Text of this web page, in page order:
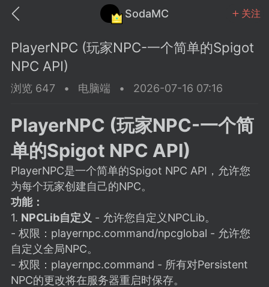
SodaMC 关注
中文社区 SodaMC
材质
潮涌核心
永久赞助者
11-27 02:06
电脑端
议贴】SodaMC 的改进与建议 🧃
PlayerNPC (玩家NPC-一个简单的Spigot
NPC API)
浏览 647 • 电脑端 • 2026-07-16 07:16
PlayerNPC (玩家NPC-一个简
单的Spigot NPC API)
PlayerNPC是一个简单的Spigot NPC API，允许您
为每个玩家创建自己的NPC。
功能：
1. NPCLib自定义 - 允许您自定义NPCLib。
- 权限：playernpc.command/npcglobal - 允许您
自定义全局NPC。
- 权限：playernpc.command - 所有对Persistent
NPC的更改将在服务器重启时保存。